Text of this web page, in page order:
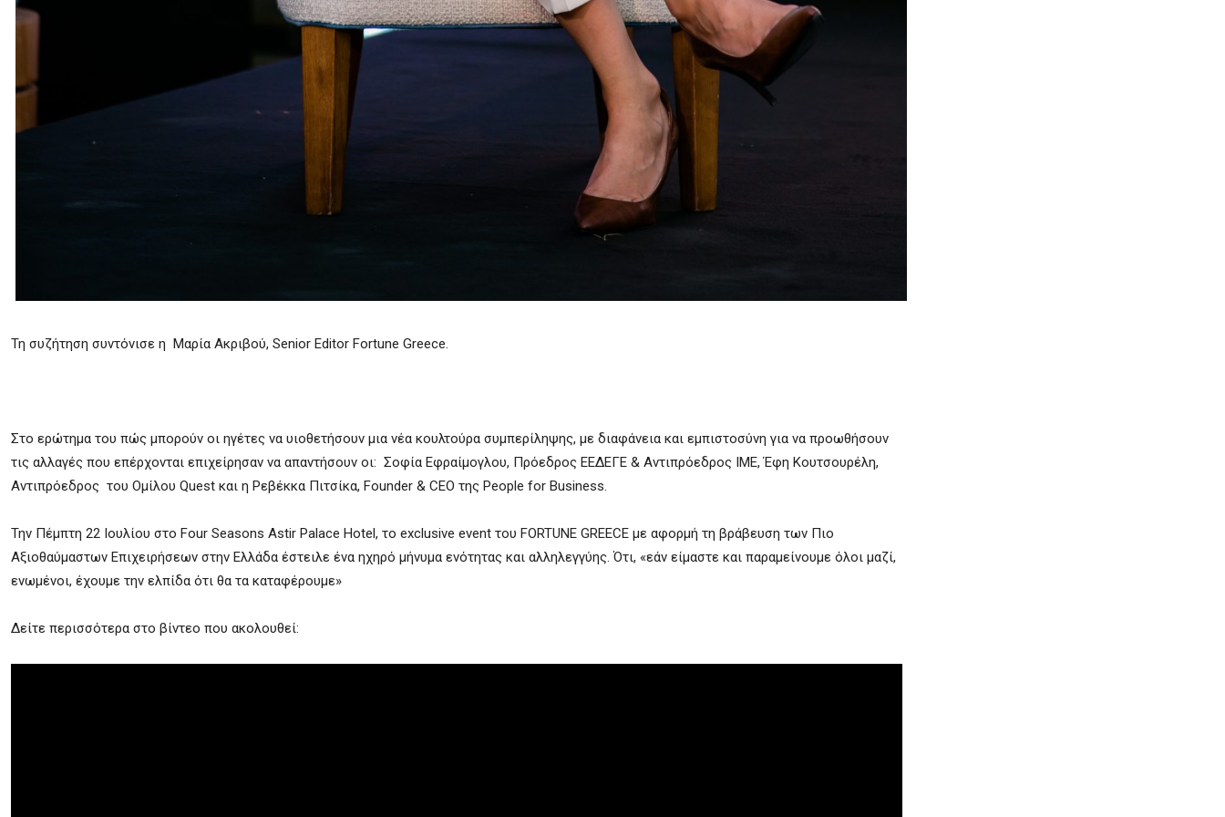
Τη συζήτηση συντόνισε η Μαρία Ακριβού, Senior Editor Fortune Greece.
Στο ερώτημα του πώς μπορούν οι ηγέτες να υιοθετήσουν μια νέα κουλτούρα συμπερίληψης, με διαφάνεια και εμπιστοσύνη για να προωθήσουν
τις αλλαγές που επέρχονται επιχείρησαν να απαντήσουν οι: Σοφία Εφραίμογλου, Πρόεδρος ΕΕΔΕΓΕ & Αντιπρόεδρος ΙΜΕ, Έφη Κουτσουρέλη,
Αντιπρόεδρος του Ομίλου Quest και η Ρεβέκκα Πιτσίκα, Founder & CEO της People for Business.
Την Πέμπτη 22 Ιουλίου στο Four Seasons Astir Palace Hotel, το exclusive event του FORTUNE GREECE με αφορμή τη βράβευση των Πιο
Αξιοθαύμαστων Επιχειρήσεων στην Ελλάδα έστειλε ένα ηχηρό μήνυμα ενότητας και αλληλεγγύης. Ότι, «εάν είμαστε και παραμείνουμε όλοι μαζί,
ενωμένοι, έχουμε την ελπίδα ότι θα τα καταφέρουμε»
Δείτε περισσότερα στο βίντεο που ακολουθεί: